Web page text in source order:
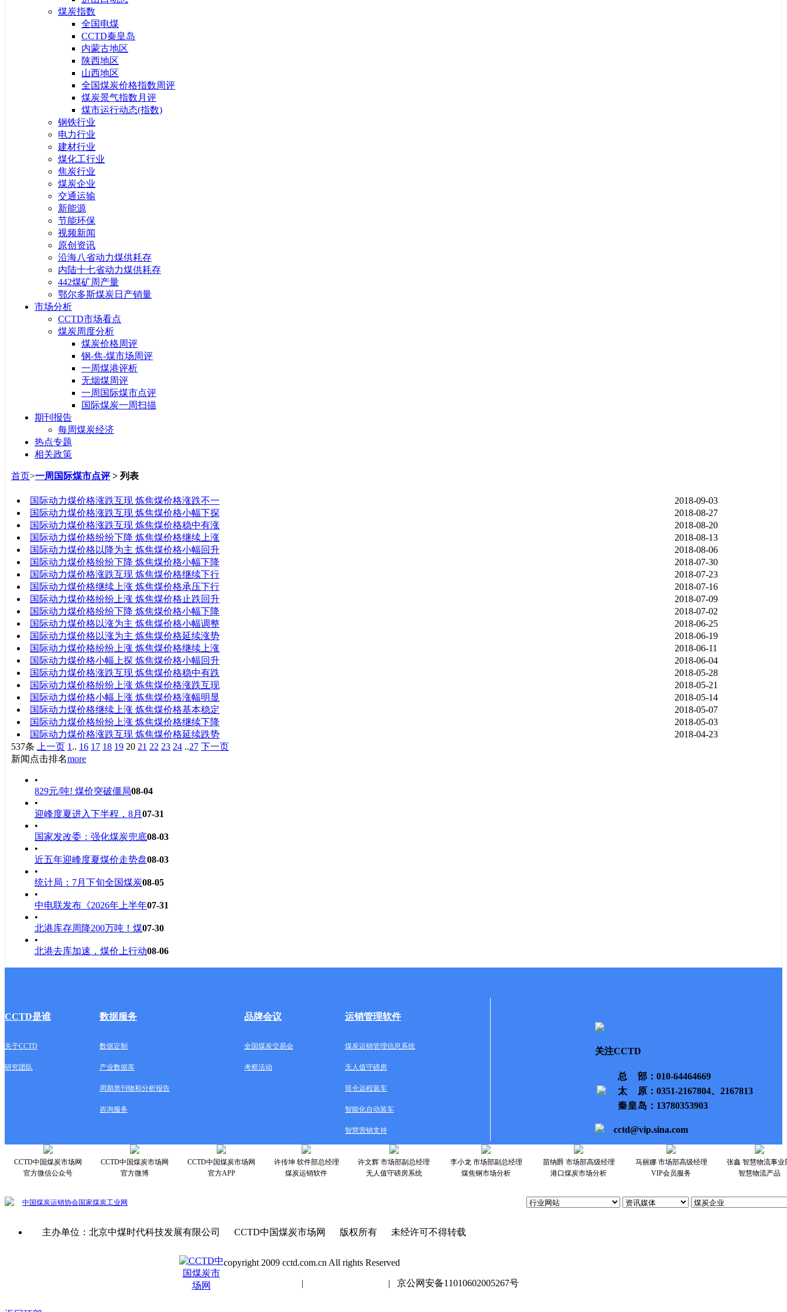
煤炭指数
全国电煤
CCTD秦皇岛
内蒙古地区
陕西地区
山西地区
全国煤炭价格指数周评
煤炭景气指数月评
煤市运行动态(指数)
钢铁行业
电力行业
建材行业
煤化工行业
焦炭行业
煤炭企业
交通运输
新能源
节能环保
视频新闻
原创资讯
沿海八省动力煤供耗存
内陆十七省动力煤供耗存
442煤矿周产量
鄂尔多斯煤炭日产销量
市场分析
CCTD市场看点
煤炭周度分析
煤炭价格周评
钢-焦-煤市场周评
一周煤港评析
无烟煤周评
一周国际煤市点评
国际煤炭一周扫描
期刊报告
每周煤炭经济
热点专题
相关政策
首页>一周国际煤市点评> 列表
国际动力煤价格涨跌互现 炼焦煤价格涨跌不一
2018-09-03
国际动力煤价格涨跌互现 炼焦煤价格小幅下探
2018-08-27
国际动力煤价格涨跌互现 炼焦煤价格稳中有涨
2018-08-20
国际动力煤价格纷纷下降 炼焦煤价格继续上涨
2018-08-13
国际动力煤价格以降为主 炼焦煤价格小幅回升
2018-08-06
国际动力煤价格纷纷下降 炼焦煤价格小幅下降
2018-07-30
国际动力煤价格涨跌互现 炼焦煤价格继续下行
2018-07-23
国际动力煤价格继续上涨 炼焦煤价格承压下行
2018-07-16
国际动力煤价格纷纷上涨 炼焦煤价格止跌回升
2018-07-09
国际动力煤价格纷纷下降 炼焦煤价格小幅下降
2018-07-02
国际动力煤价格以涨为主 炼焦煤价格小幅调整
2018-06-25
国际动力煤价格以涨为主 炼焦煤价格延续涨势
2018-06-19
国际动力煤价格纷纷上涨 炼焦煤价格继续上涨
2018-06-11
国际动力煤价格小幅上探 炼焦煤价格小幅回升
2018-06-04
国际动力煤价格涨跌互现 炼焦煤价格稳中有跌
2018-05-28
国际动力煤价格纷纷上涨 炼焦煤价格涨跌互现
2018-05-21
国际动力煤价格小幅上涨 炼焦煤价格涨幅明显
2018-05-14
国际动力煤价格继续上涨 炼焦煤价格基本稳定
2018-05-07
国际动力煤价格纷纷上涨 炼焦煤价格继续下降
2018-05-03
国际动力煤价格涨跌互现 炼焦煤价格延续跌势
2018-04-23
537条
上一页 1 .. 16 17 18 19 20 21 22 23 24 ..27 下一页
新闻点击排名more
•
829元/吨! 煤价突破僵局08-04
•
迎峰度夏进入下半程，8月 07-31
•
国家发改委：强化煤炭兜底08-03
•
近五年迎峰度夏煤价走势盘08-03
•
统计局：7月下旬全国煤炭08-05
•
中电联发布《2026年上半年07-31
•
北港库存周降200万吨！煤07-30
•
北港去库加速，煤价上行动08-06
CCTD是谁 数据服务 品牌会议 运销管理软件
关于CCTD 数据定制 全国煤炭交易会 煤炭运销管理信息系统
研究团队 产业数据库 考察活动 无人值守磅房
周期类刊物和分析报告 筒仓远程装车
咨询服务 智能化自动装车
智慧营销支持
关注CCTD
总部 ：010-64464669
太原 ：0351-2167804、2167813
秦皇岛 ：13780353903
cctd@vip.sina.com
CCTD中国煤炭市场网
官方微信公众号
CCTD中国煤炭市场网
官方微博
CCTD中国煤炭市场网
官方APP
许传坤 软件部总经理
煤炭运销软件
许文辉 市场部副总经理
无人值守磅房系统
李小龙 市场部副总经理
煤焦钢市场分析
苗纳爵 市场部高级经理
港口煤炭市场分析
马丽娜 市场部高级经理
VIP会员服务
张鑫 智慧物流事业
智慧物流产品
中国煤炭运销协会国家煤炭工业网
主办单位：北京中煤时代科技发展有限公司 CCTD中国煤炭市场网 版权所有 未经许可不得转载
copyright 2009 cctd.com.cn All rights Reserved
| | 京公网安备11010602005267号